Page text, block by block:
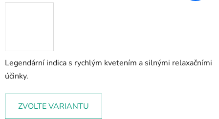
Legendární indica s rychlým kvetením a silnými relaxačními
účinky.
ZVOLTE VARIANTU